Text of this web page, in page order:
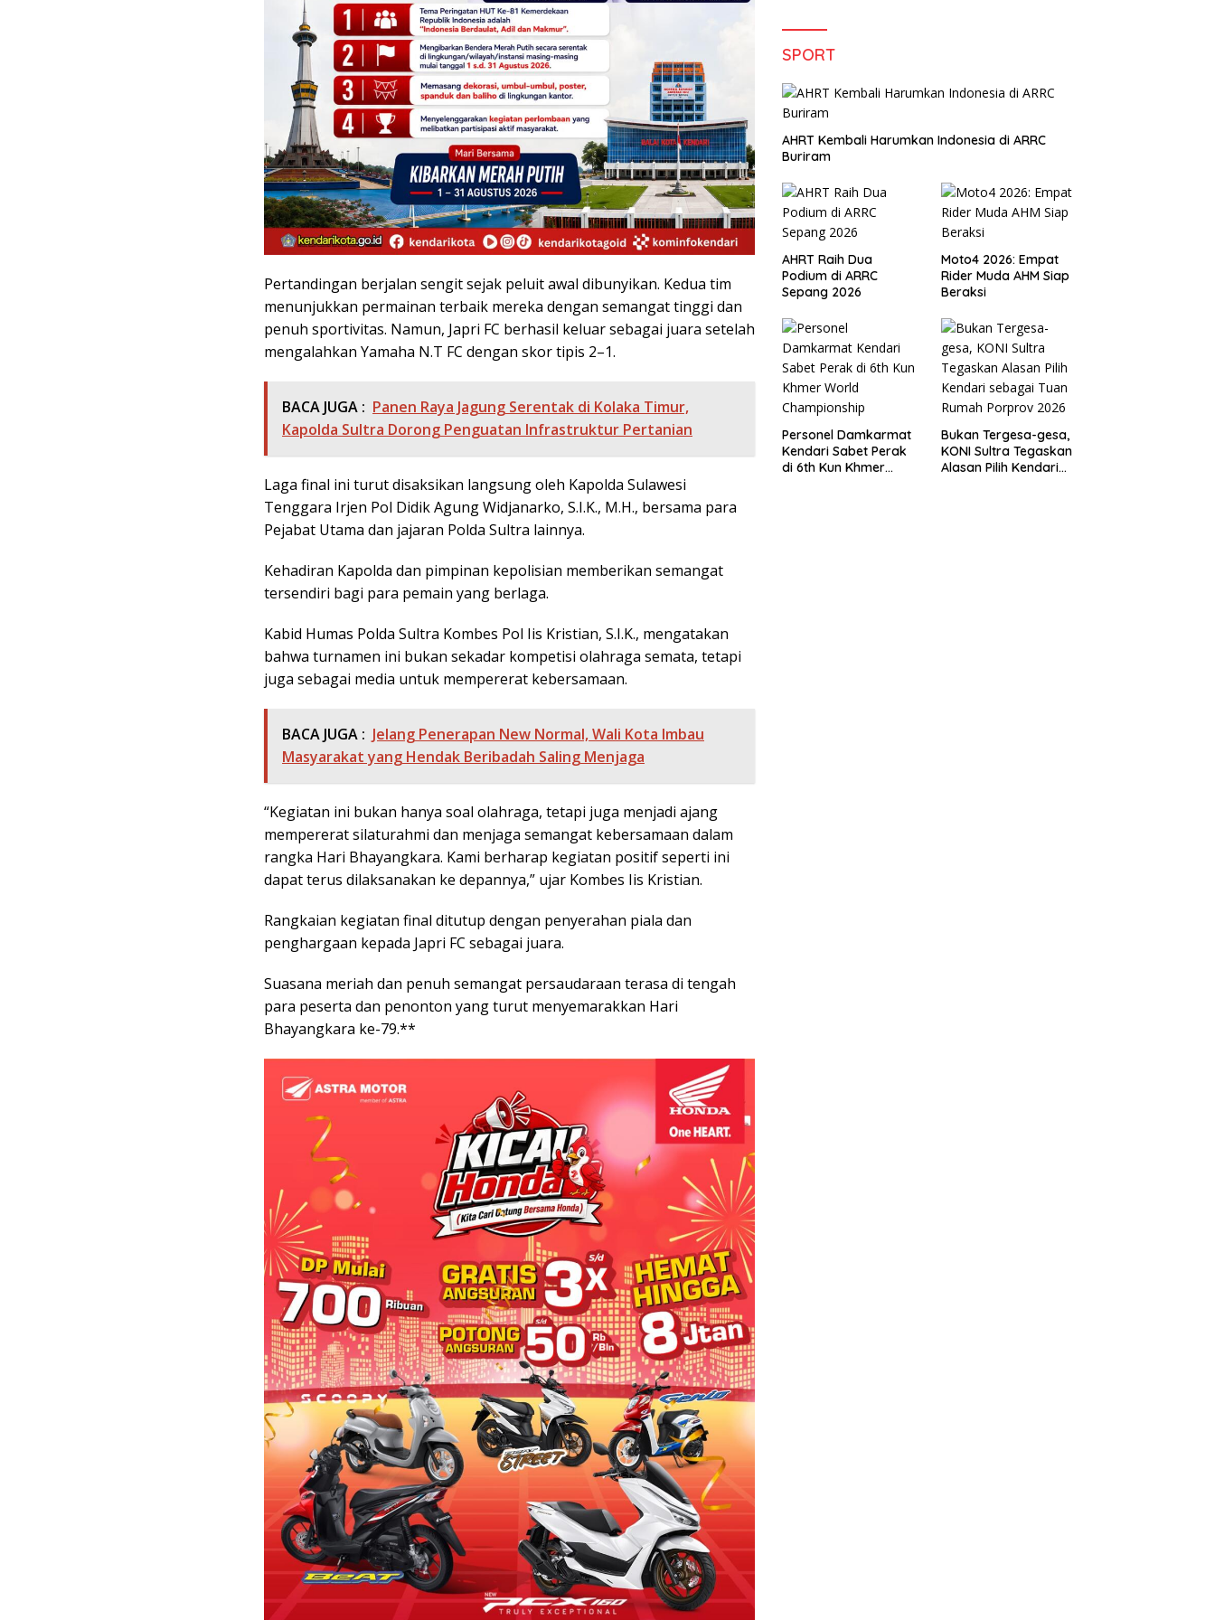
Pertandingan berjalan sengit sejak peluit awal dibunyikan. Kedua tim
menunjukkan permainan terbaik mereka dengan semangat tinggi dan
penuh sportivitas. Namun, Japri FC berhasil keluar sebagai juara setelah
mengalahkan Yamaha N.T FC dengan skor tipis 2–1.
BACA JUGA : Panen Raya Jagung Serentak di Kolaka Timur,
Kapolda Sultra Dorong Penguatan Infrastruktur Pertanian
Laga final ini turut disaksikan langsung oleh Kapolda Sulawesi
Tenggara Irjen Pol Didik Agung Widjanarko, S.I.K., M.H., bersama para
Pejabat Utama dan jajaran Polda Sultra lainnya.
Kehadiran Kapolda dan pimpinan kepolisian memberikan semangat
tersendiri bagi para pemain yang berlaga.
Kabid Humas Polda Sultra Kombes Pol Iis Kristian, S.I.K., mengatakan
bahwa turnamen ini bukan sekadar kompetisi olahraga semata, tetapi
juga sebagai media untuk mempererat kebersamaan.
BACA JUGA : Jelang Penerapan New Normal, Wali Kota Imbau
Masyarakat yang Hendak Beribadah Saling Menjaga
“Kegiatan ini bukan hanya soal olahraga, tetapi juga menjadi ajang
mempererat silaturahmi dan menjaga semangat kebersamaan dalam
rangka Hari Bhayangkara. Kami berharap kegiatan positif seperti ini
dapat terus dilaksanakan ke depannya,” ujar Kombes Iis Kristian.
Rangkaian kegiatan final ditutup dengan penyerahan piala dan
penghargaan kepada Japri FC sebagai juara.
Suasana meriah dan penuh semangat persaudaraan terasa di tengah
para peserta dan penonton yang turut menyemarakkan Hari
Bhayangkara ke-79.**
SPORT
AHRT Kembali Harumkan Indonesia di ARRC
Buriram
AHRT Raih Dua
Podium di ARRC
Sepang 2026
Moto4 2026: Empat
Rider Muda AHM Siap
Beraksi
Personel Damkarmat
Kendari Sabet Perak
di 6th Kun Khmer
Bukan Tergesa-gesa,
KONI Sultra Tegaskan
Alasan Pilih Kendari